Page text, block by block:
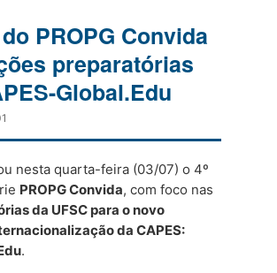
PROPG Convida
preparatórias
Global.Edu
nesta quarta-feira (03/07) o 4º
PROPG Convida, com foco nas
da UFSC para o novo
da CAPES:
.